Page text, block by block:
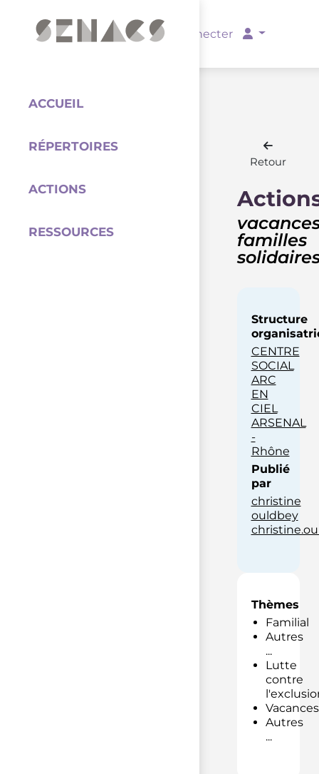
Se connecter
ACCUEIL
RÉPERTOIRES
ACTIONS
RESSOURCES
Retour
familles
Structure
CENTRE
SOCIAL
ARC
EN
CIEL
ARSENAL
-
Rhône
Publié
par
christine
ouldbey
Thèmes
Familial
Autres
...
Lutte
contre
Vacances
Autres
...